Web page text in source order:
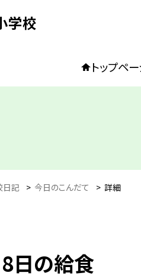
学校
トップペ
日記 > 今日のこんだて > 詳細
日の給食